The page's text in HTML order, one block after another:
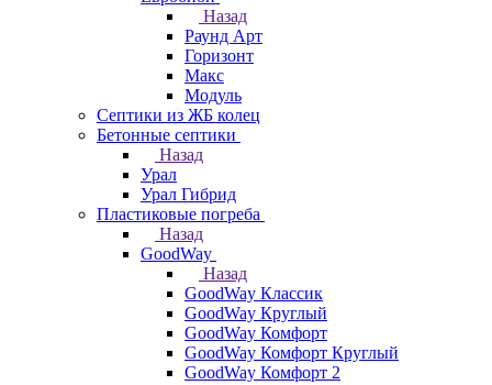
Назад
Раунд Арт
Горизонт
Макс
Модуль
Септики из ЖБ колец
Бетонные септики
Назад
Урал
Урал Гибрид
Пластиковые погреба
Назад
GoodWay
Назад
GoodWay Классик
GoodWay Круглый
GoodWay Комфорт
GoodWay Комфорт Круглый
GoodWay Комфорт 2